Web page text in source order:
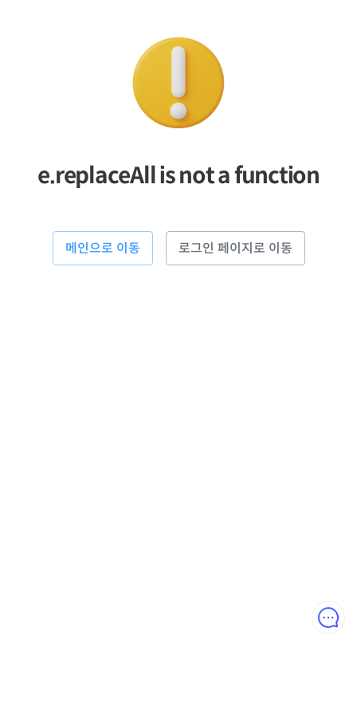
e.replaceAll is not a function
메인으로 이동 로그인 페이지로 이동